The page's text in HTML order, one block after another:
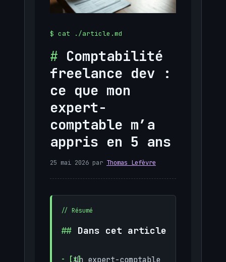
Comptabilité
freelance dev :
ce que mon
expert-
comptable m’a
appris en 5 ans
25 mai 2026 par Thomas Lefèvre
Dans cet article
Un expert-comptable